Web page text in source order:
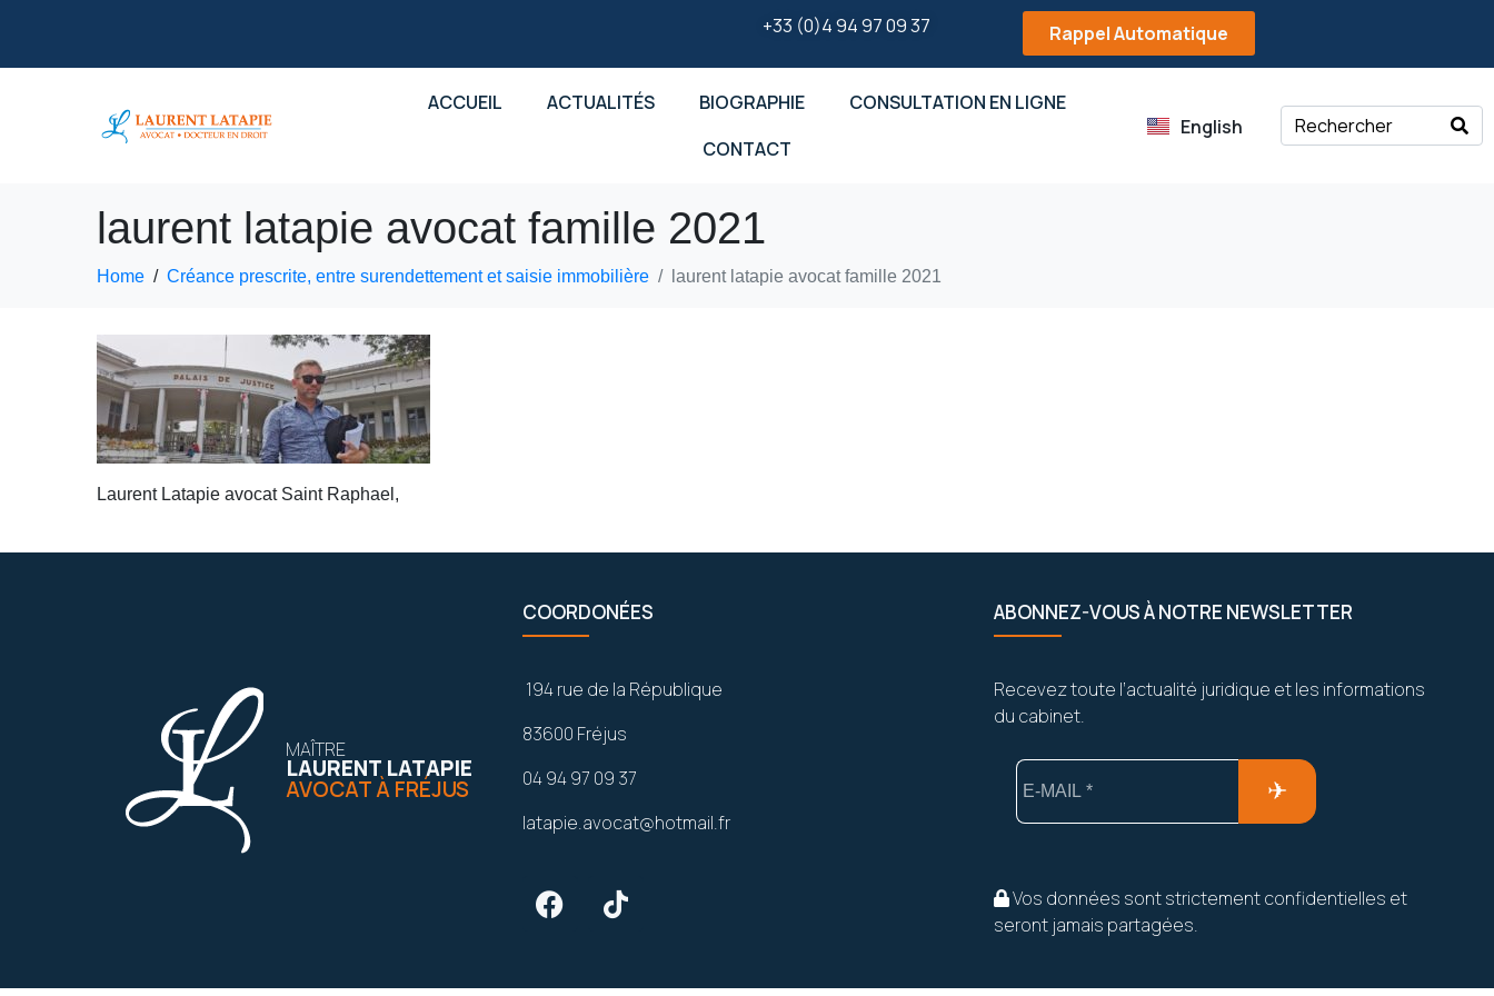
+33 (0)4 94 97 09 37 Rappel Automatique
ACCUEIL ACTUALITÉS BIOGRAPHIE
CONSULTATION EN LIGNE
CONTACT
English
laurent latapie avocat famille 2021
Home Créance prescrite, entre surendettement et saisie immobilière laurent latapie avocat famille 2021
Laurent Latapie avocat Saint Raphael,
MAÎTRE
LAURENT LATAPIE
AVOCAT À FRÉJUS
COORDONÉES
194 rue de la République
83600 Fréjus
04 94 97 09 37
latapie.avocat@hotmail.fr
ABONNEZ-VOUS À NOTRE NEWSLETTER
Recevez toute l’actualité juridique et les informations
du cabinet.
Vos données sont strictement confidentielles et
seront jamais partagées.